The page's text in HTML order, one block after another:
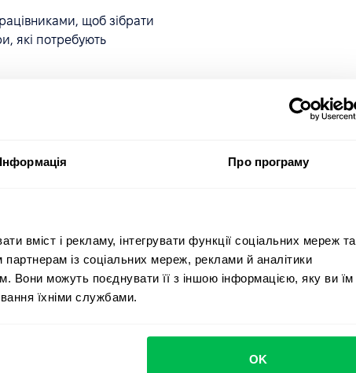
Інформація Про програму
вміст і рекламу, інтегрувати функції соціальних мереж та
із соціальних мереж, реклами й аналітики
Вони можуть поєднувати її з іншою інформацією, яку ви їм
їхніми службами.
OK
щоб зібрати
які потребують
зміни в кадрову
які ви внесли в рамках
для